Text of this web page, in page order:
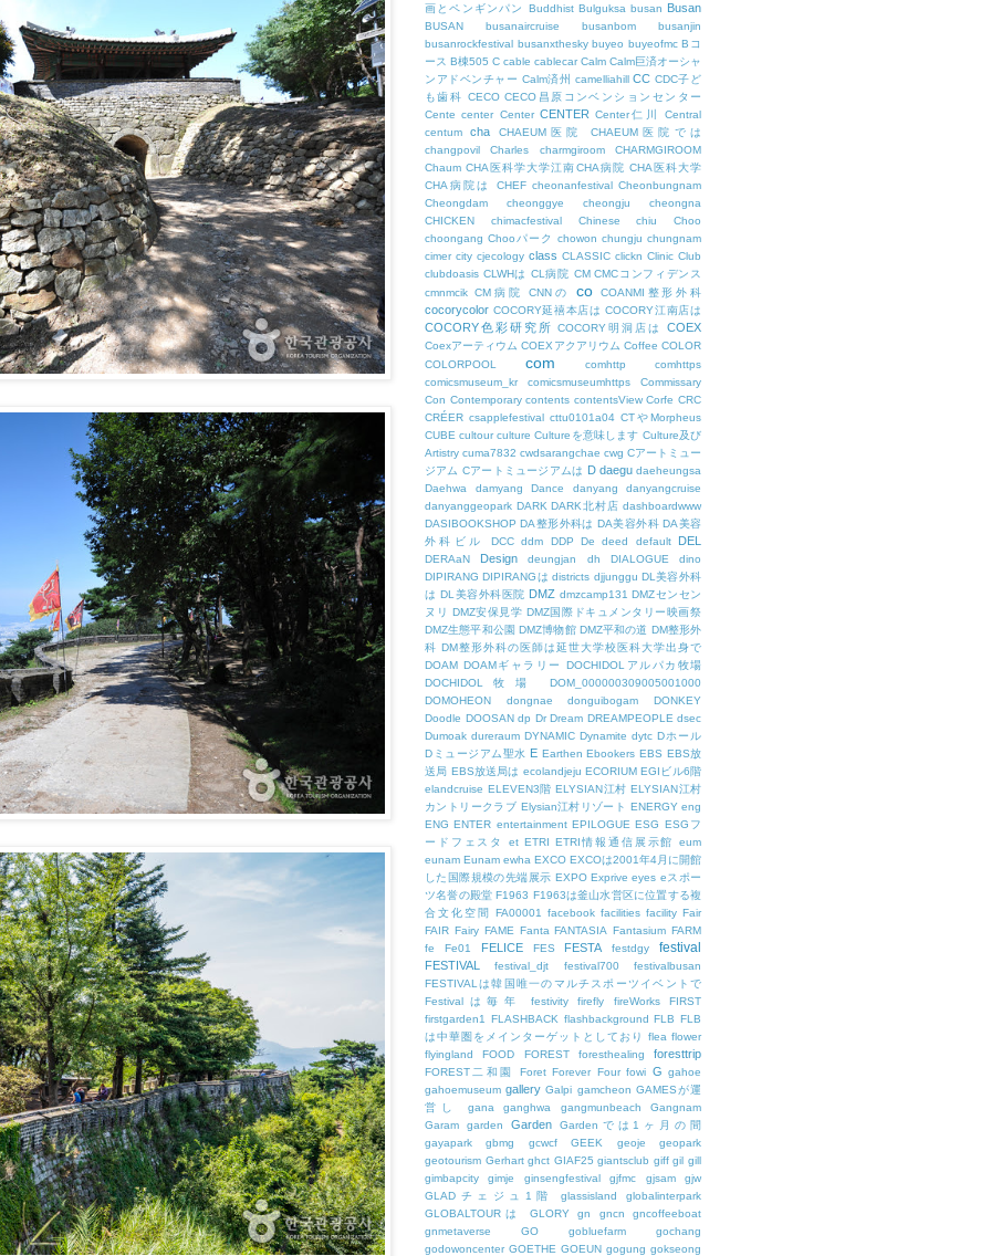
画とペンギンパン
Buddhist Bulguksa busan Busan
BUSAN busanaircruise busanbom
busanjin
busanrockfestival busanxthesky buyeo buyeofmc Bコ
ース B棟505 C cable cablecar Calm Calm巨済オーシャ
ンアドベンチャー Calm済州 camelliahill CC CDC子ど
も歯科 CECO CECO昌原コンベンションセンター
Cente center Center CENTER Center仁川
Central
centum
cha CHAEUM医院
CHAEUM医院では
changpovil
Charles charmgiroom
CHARMGIROOM
Chaum CHA医科学大学江南CHA病院 CHA医科大学
CHA病院は
CHEF cheonanfestival Cheonbungnam
Cheongdam
cheonggye cheongju
cheongna
CHICKEN
chimacfestival Chinese chiu
Choo
choongang Chooパーク chowon chungju chungnam
cimer city cjecology class CLASSIC clickn Clinic Club
clubdoasis CLWHは CL病院 CM CMCコンフィデンス
cmnmcik CM病院 CNNの co COANMI整形外科
cocorycolor COCORY延禧本店は COCORY江南店は
COCORY色彩研究所 COCORY明洞店は COEX
Coexアーティウム COEXアクアリウム Coffee COLOR
COLORPOOL
com comhttp
comhttps
comicsmuseum_kr
comicsmuseumhttps
Commissary
Con Contemporary contents contentsView Corfe CRC
CRÉER csapplefestival cttu0101a04 CTやMorpheus
CUBE cultour culture Cultureを意味します Culture及び
Artistry cuma7832 cwdsarangchae cwg Cアートミュー
ジアム Cアートミュージアムは D daegu daeheungsa
Daehwa
damyang Dance danyang
danyangcruise
danyanggeopark DARK DARK北村店 dashboardwww
DASIBOOKSHOP DA整形外科は DA美容外科 DA美容
外科ビル
DCC ddm DDP De deed default DEL
DERAaN Design deungjan dh DIALOGUE
dino
DIPIRANG DIPIRANGは districts djjunggu DL美容外科
は DL美容外科医院 DMZ dmzcamp131 DMZセンセン
ヌリ DMZ安保見学 DMZ国際ドキュメンタリー映画祭
DMZ生態平和公園 DMZ博物館 DMZ平和の道 DM整形外
科 DM整形外科の医師は延世大学校医科大学出身で
DOAM DOAMギャラリー
DOCHIDOLアルパカ牧場
DOCHIDOL牧場
DOM_000000309005001000
DOMOHEON
dongnae donguibogam
DONKEY
Doodle DOOSAN dp Dr Dream DREAMPEOPLE dsec
Dumoak dureraum DYNAMIC Dynamite dytc Dホール
Dミュージアム聖水 E Earthen Ebookers EBS EBS放
送局 EBS放送局は ecolandjeju ECORIUM EGIビル6階
elandcruise ELEVEN3階 ELYSIAN江村 ELYSIAN江村
カントリークラブ Elysian江村リゾート ENERGY eng
ENG ENTER entertainment EPILOGUE ESG ESGフ
ードフェスタ
et ETRI ETRI情報通信展示館
eum
eunam Eunam ewha EXCO EXCOは2001年4月に開館
した国際規模の先端展示 EXPO Exprive eyes eスポー
ツ名誉の殿堂 F1963 F1963は釜山水営区に位置する複
合文化空間
FA00001 facebook facilities facility Fair
FAIR Fairy FAME Fanta FANTASIA Fantasium FARM
fe
Fe01 FELICE FES FESTA festdgy festival
FESTIVAL festival_djt festival700
festivalbusan
FESTIVALは韓国唯一のマルチスポーツイベントで
Festivalは毎年
festivity firefly fireWorks
FIRST
firstgarden1
FLASHBACK flashbackground FLB FLB
は中華圏をメインターゲットとしており
flea flower
flyingland
FOOD FOREST foresthealing foresttrip
FOREST二和園 Foret Forever Four fowi G gahoe
gahoemuseum gallery Galpi gamcheon GAMESが運
営し
gana ganghwa gangmunbeach
Gangnam
Garam
garden Garden
Gardenでは1ヶ月の間
gayapark
gbmg gcwcf GEEK geoje
geopark
geotourism Gerhart ghct GIAF25 giantsclub giff gil gill
gimbapcity
gimje ginsengfestival gjfmc gjsam
gjw
GLADチェジュ1階
glassisland
globalinterpark
GLOBALTOURは
GLORY gn gncn
gncoffeeboat
gnmetaverse
GO gobluefarm
gochang
godowoncenter GOETHE GOEUN gogung gokseong